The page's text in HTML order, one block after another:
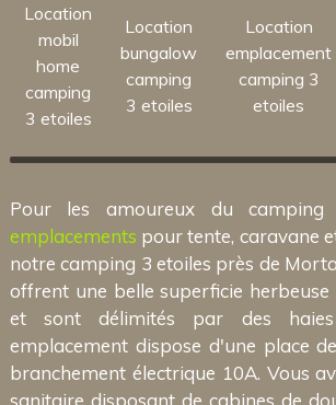
Location
mobil
home
camping
3 etoiles
Location
bungalow
camping
3 etoiles
Location
emplacement
camping 3
etoiles
Pour les amoureux du camping
emplacements pour tente, caravane
notre camping 3 etoiles près de
offrent une belle superficie
et sont délimités par des haies
emplacement dispose d'une place
branchement électrique 10A. Vous
sanitaire disposant de cabines de